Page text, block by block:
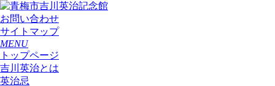
お問い合わせ
サイトマップ
MENU
トップページ
吉川英治とは
英治忌